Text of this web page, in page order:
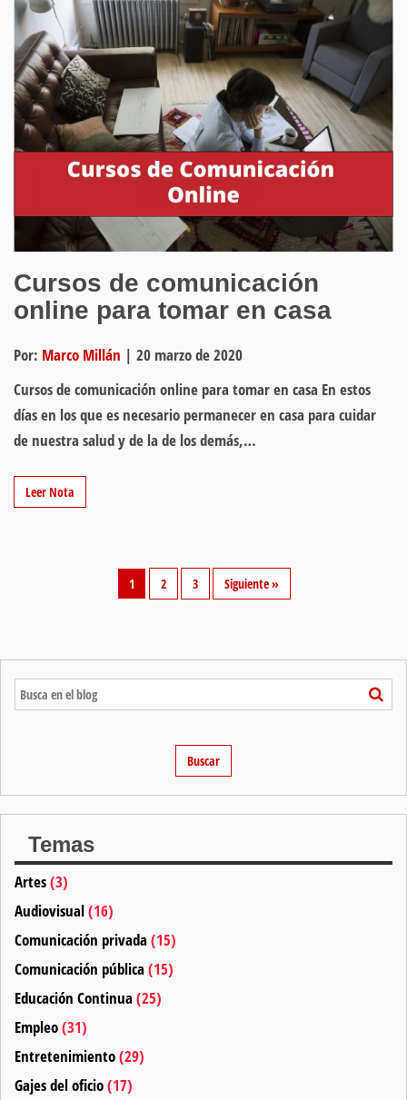
Cursos de comunicación
online para tomar en casa
Por: Marco Millán | 20 marzo de 2020
Cursos de comunicación online para tomar en casa En estos
días en los que es necesario permanecer en casa para cuidar
de nuestra salud y de la de los demás,…
Leer Nota
1 2 3 Siguiente »
Temas
Artes(3)
Audiovisual(16)
Comunicación privada(15)
Comunicación pública(15)
Educación Continua(25)
Empleo(31)
Entretenimiento(29)
Gajes del oficio(17)